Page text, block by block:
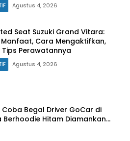
Agustus 4, 2026
Seat Suzuki Grand Vitara:
Manfaat, Cara Mengaktifkan,
Perawatannya
Agustus 4, 2026
Begal Driver GoCar di
Berhoodie Hitam Diamankan